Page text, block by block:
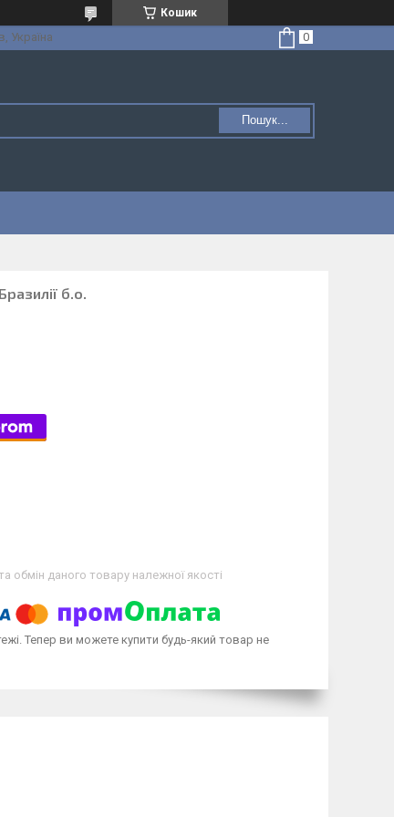
Кошик
Україна
Пошук...
б.о.
обмін даного товару належної якості
Тепер ви можете купити будь-який товар не